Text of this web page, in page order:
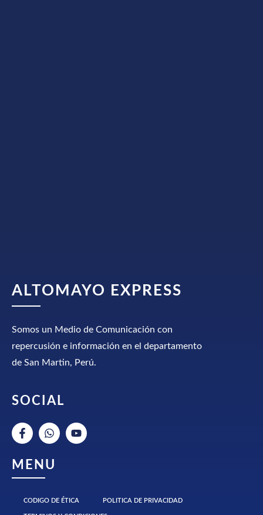
ALTOMAYO EXPRESS
Somos un Medio de Comunicación con
repercusión e información en el departamento
de San Martin, Perú.
SOCIAL
MENU
CODIGO DE ÉTICA POLITICA DE PRIVACIDAD